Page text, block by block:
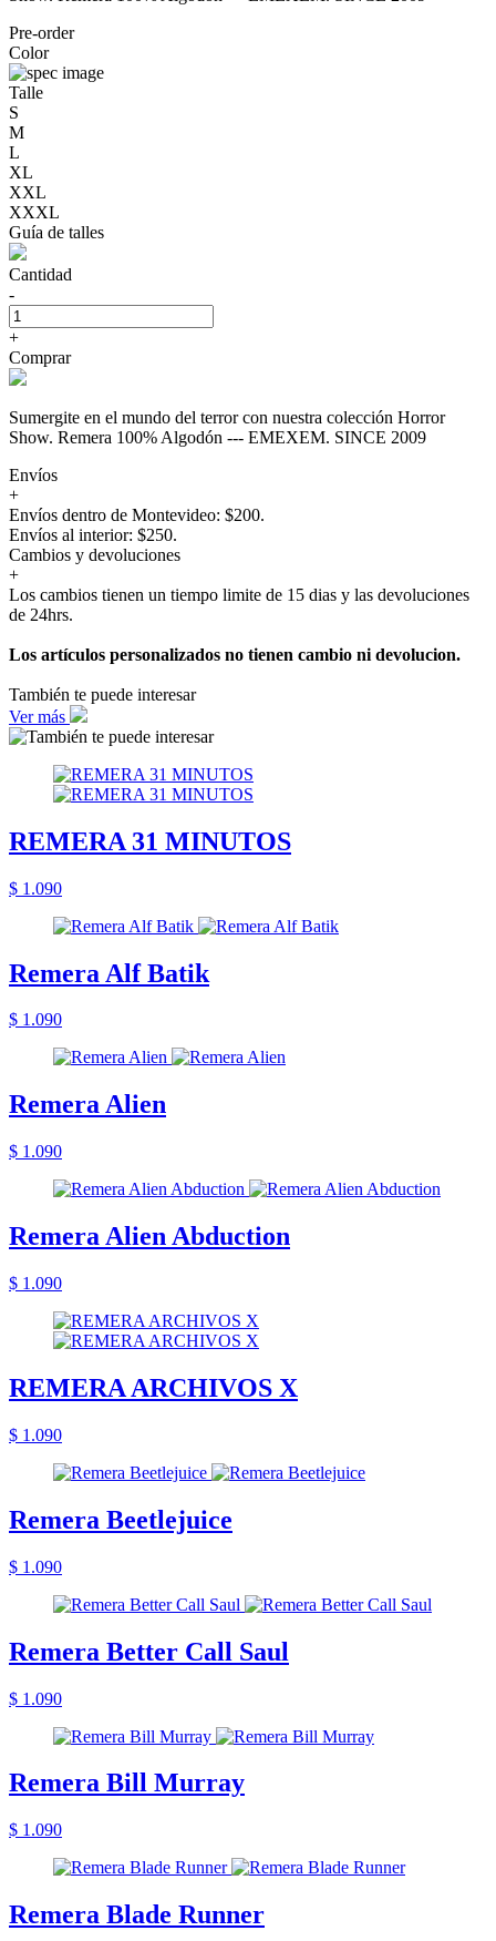
Pre-order
Color
Talle
S
M
L
XL
XXL
XXXL
Guía de talles
Cantidad
-
+
Comprar
Sumergite en el mundo del terror con nuestra colección Horror
Show. Remera 100% Algodón --- EMEXEM. SINCE 2009
Envíos
+
Envíos dentro de Montevideo: $200.
Envíos al interior: $250.
Cambios y devoluciones
+
Los cambios tienen un tiempo limite de 15 dias y las devoluciones
de 24hrs.
Los artículos personalizados no tienen cambio ni devolucion.
También te puede interesar
Ver más
REMERA 31 MINUTOS
$ 1.090
Remera Alf Batik
$ 1.090
Remera Alien
$ 1.090
Remera Alien Abduction
$ 1.090
REMERA ARCHIVOS X
$ 1.090
Remera Beetlejuice
$ 1.090
Remera Better Call Saul
$ 1.090
Remera Bill Murray
$ 1.090
Remera Blade Runner